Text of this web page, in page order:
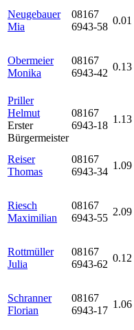
Neugebauer
Mia
08167
6943-58
0.01
Obermeier
Monika
08167
6943-42
0.13
Priller
Helmut
Erster
Bürgermeister
08167
6943-18
1.13
Reiser
Thomas
08167
6943-34
1.09
Riesch
Maximilian
08167
6943-55
2.09
Rottmüller
Julia
08167
6943-62
0.12
Schranner
Florian
08167
6943-17
1.06